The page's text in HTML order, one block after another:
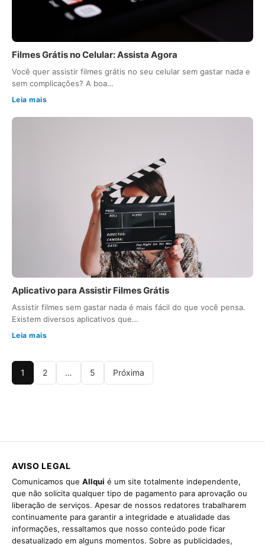
Filmes Grátis no Celular: Assista Agora
Você quer assistir filmes grátis no seu celular sem gastar nada e
sem complicações? A boa…
Leia mais
Aplicativo para Assistir Filmes Grátis
Assistir filmes sem gastar nada é mais fácil do que você pensa.
Existem diversos aplicativos que…
Leia mais
1 2 … 5 Próxima
AVISO LEGAL
Comunicamos que Allqui é um site totalmente independente,
que não solicita qualquer tipo de pagamento para aprovação ou
liberação de serviços. Apesar de nossos redatores trabalharem
continuamente para garantir a integridade e atualidade das
informações, ressaltamos que nosso conteúdo pode ficar
desatualizado em alguns momentos. Sobre as publicidades,